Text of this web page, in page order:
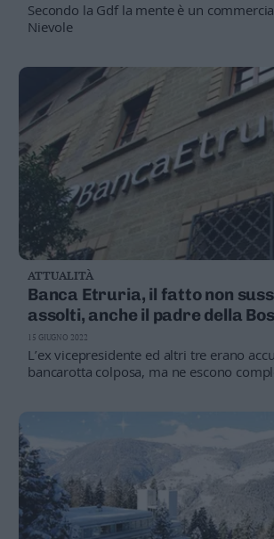
Leggi/Abbonati
Newsletter
Bazar
Casa
Radio
Dolomiti
Social media
Secondo la Gdf la mente è un
Nievole
ATTUALITÀ
Banca Etruria, il fatto non
assolti, anche il padre della
attacca: «Odiatori e talk show
messo in croce per anni, ma io
L’ex vicepresidente ed altri tre erano
bancarotta colposa, ma ne escono
15 GIUGNO 2022